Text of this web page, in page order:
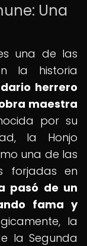
Una
una de las
la historia
herrero
maestra
por su
la Honjo
una de las
forjadas en
pasó de un
fama y
la
la Segunda